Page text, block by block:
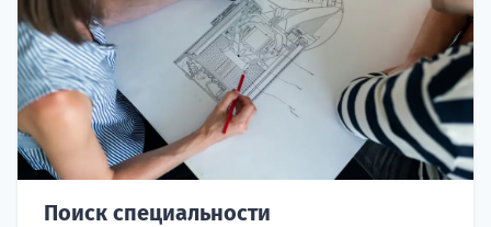
Поиск специальности